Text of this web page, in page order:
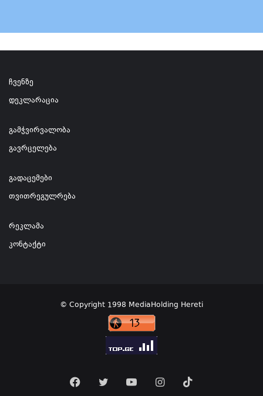
ჩვენზე
დეკლარაცია
გამჭვირვალობა
გავრცელება
გადაცემები
თვითრეგულრება
რეკლამა
კონტაქტი
© Copyright 1998 MediaHolding Hereti
FacebookTwitter YouTubeInstagram